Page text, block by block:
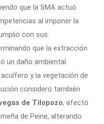
que la SMA actuó
al imponer la
con sus
que la extracción
un daño ambiental
y la vegetación de
consideró también
de Tilopozo, afectó
de Peine, alterando